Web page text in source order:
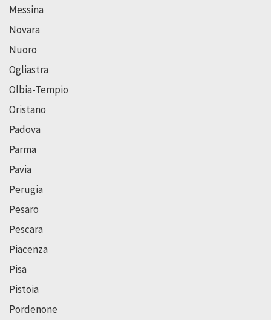
Messina
Novara
Nuoro
Ogliastra
Olbia-Tempio
Oristano
Padova
Parma
Pavia
Perugia
Pesaro
Pescara
Piacenza
Pisa
Pistoia
Pordenone